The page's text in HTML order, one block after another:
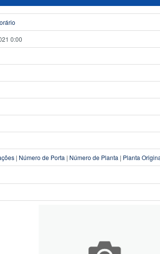
0:00
| Número de Porta | Número de Planta | Planta